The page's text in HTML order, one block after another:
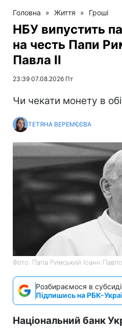
Головна » Життя » Гроші
НБУ випустить
на честь Папи
Павла II
23:39 07.08.2026 Пт
Чи чекати монету в
ТЕТЯНА ВЕРЕМЄЄВА
Фото: Папа Римський Іоанн
Розбираємося в
Підпишись на РБК-
Національний банк